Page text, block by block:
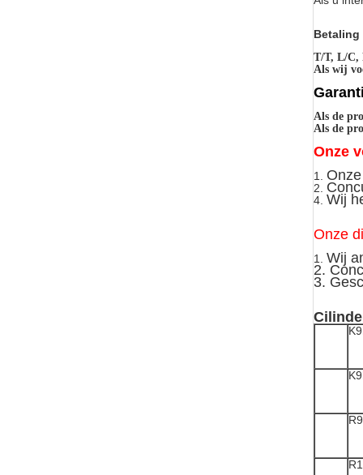
Betaling
T/T, L/C,
Als wij
Als de
Als de
Onze
1.
2.
4. Wij
Onze
1. Wij
2.
3.
R9